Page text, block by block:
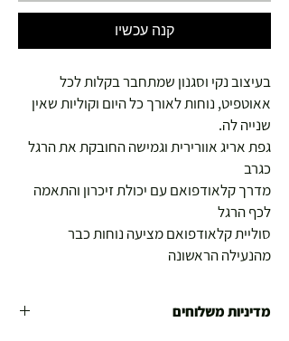
קנה עכשיו
בעיצוב נקי וסגנון שמתחבר בקלות לכל
אאוטפיט, נוחות לאורך כל היום וקוליות שאין
שנייה לה.
גפת אריג אוורירית וגמישה החובקת את הרגל
כגרב
מדרך קלאודפואם עם יכולת זיכרון והתאמה
לכף הרגל
סוליית קלאודפואם מציעה נוחות כבר
מהנעילה הראשונה
מדיניות משלוחים